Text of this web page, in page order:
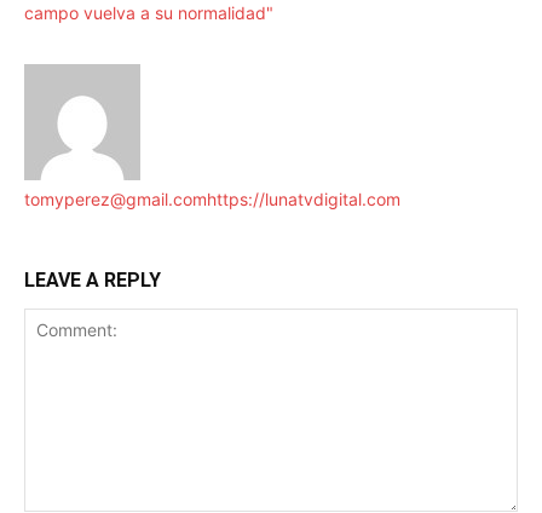
campo vuelva a su normalidad"
tomyperez@gmail.comhttps://lunatvdigital.com
LEAVE A REPLY